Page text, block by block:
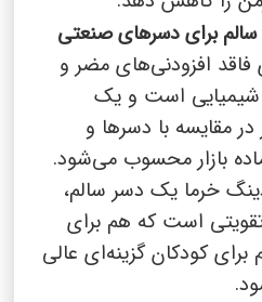
افزودنی‌های مضر و
شیمیایی است و یک
در مقایسه با دسرها و
بازار محسوب می‌شود.
ینگ خرما یک دسر سالم،
است که هم برای
برای کودکان گزینه‌ای عالی